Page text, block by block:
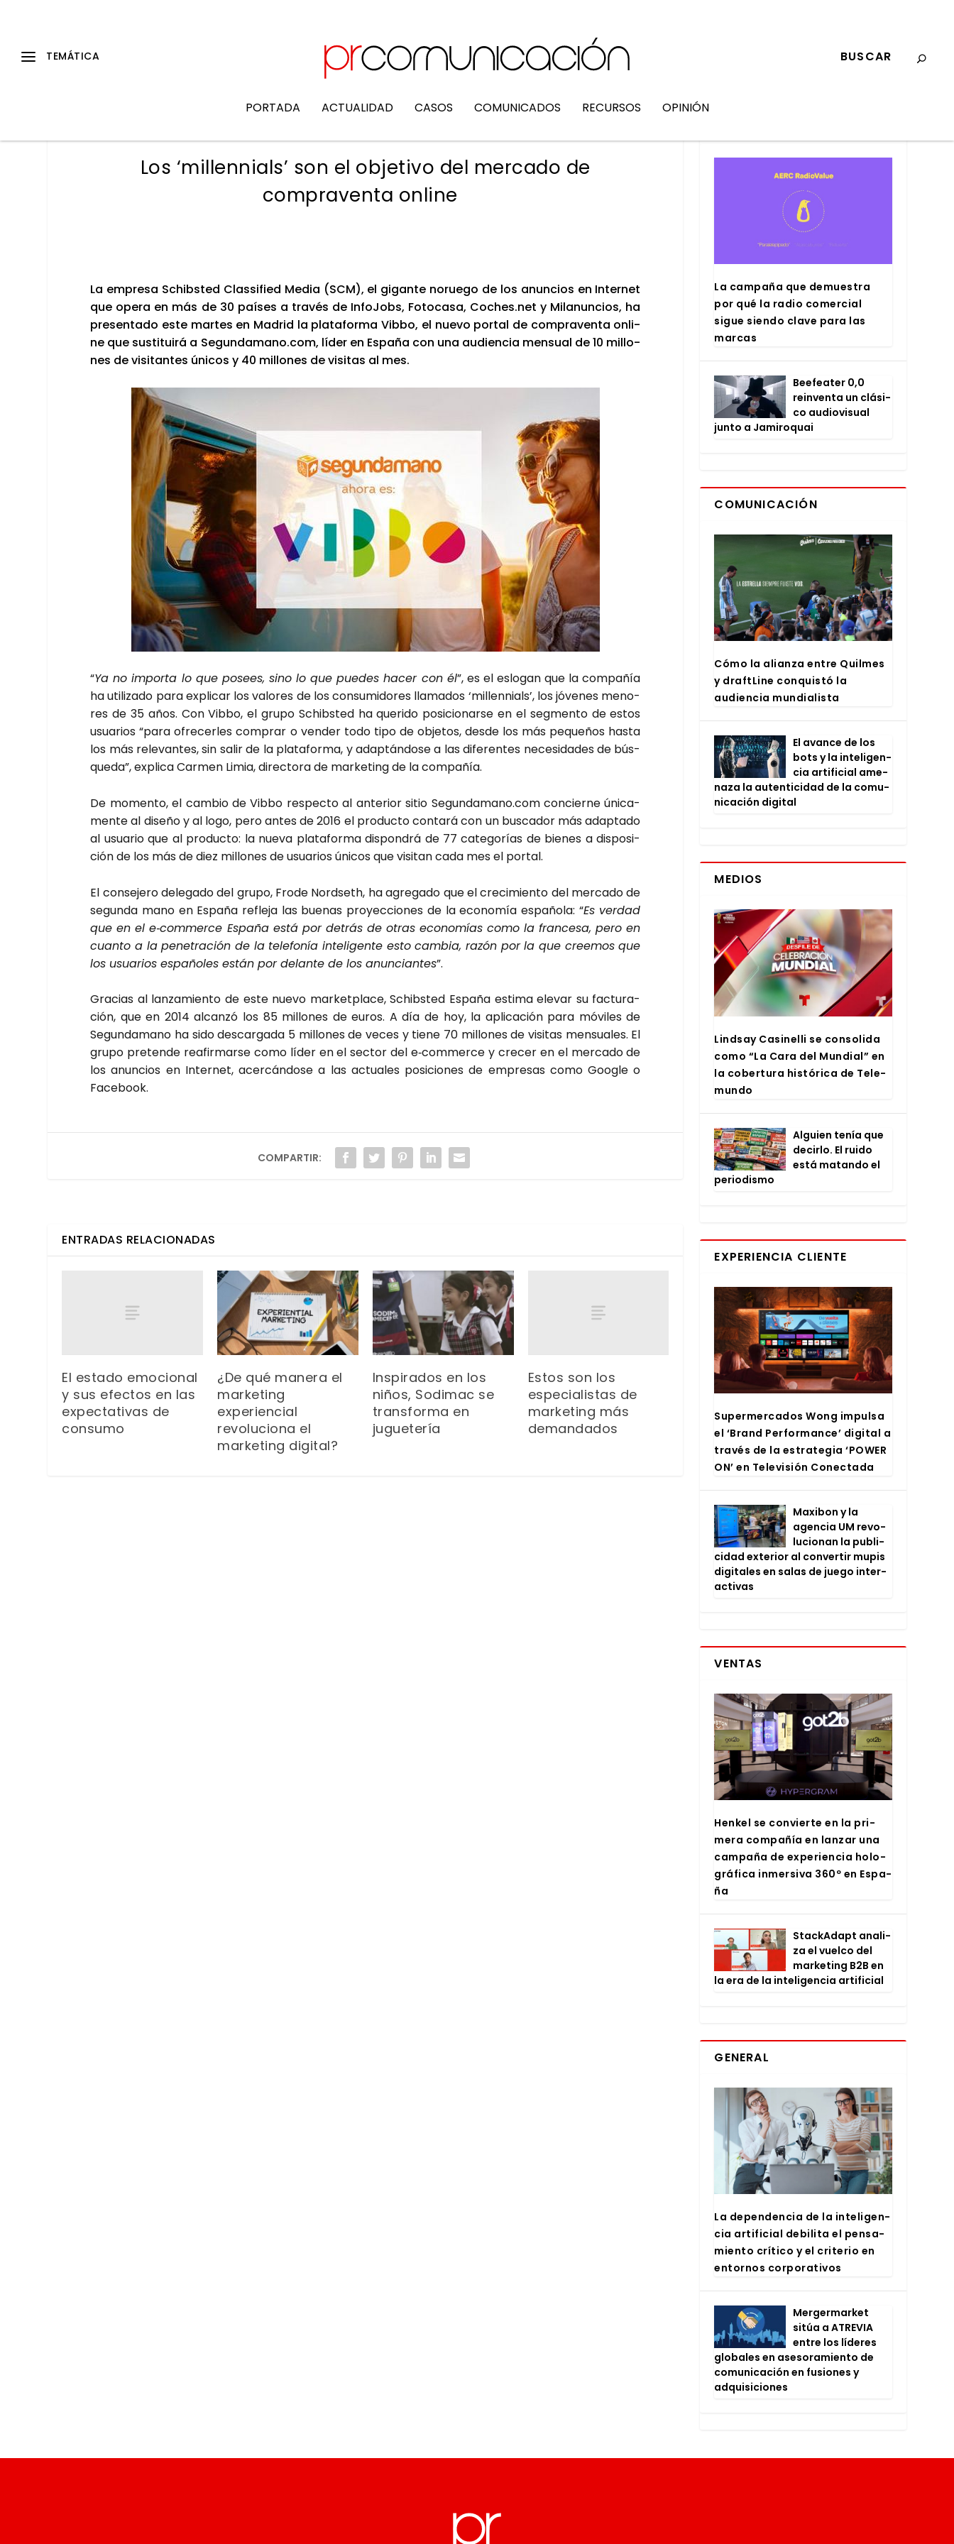
PORTADA ACTUALIDAD CASOS COMUNICADOS RECURSOS OPINIÓN
Los ‘millennials’ son el objetivo del mercado de
compraventa online
La empre­sa Schibs­ted Clas­si­fied Media (SCM), el gigan­te norue­go de los anun­cios en Inter­net
que ope­ra en más de 30 paí­ses a tra­vés de Info­Jobs, Foto­ca­sa, Coches.net y Mila­nun­cios, ha
pre­sen­ta­do este mar­tes en Madrid la pla­ta­for­ma Vib­bo, el nue­vo por­tal de com­pra­ven­ta onli­
ne que sus­ti­tui­rá a Segundamano.com, líder en Espa­ña con una audien­cia men­sual de 10 millo­
nes de visi­tan­tes úni­cos y 40 millo­nes de visi­tas al mes.
“Ya no impor­ta lo que posees, sino lo que pue­des hacer con él”, es el eslo­gan que la com­pa­ñía
ha uti­li­za­do para expli­car los valo­res de los con­su­mi­do­res lla­ma­dos ‘millen­nials’, los jóve­nes meno­
res de 35 años. Con Vib­bo, el gru­po Schibs­ted ha que­ri­do posi­cio­nar­se en el seg­men­to de estos
usua­rios “para ofre­cer­les com­prar o ven­der todo tipo de obje­tos, des­de los más peque­ños has­ta
los más rele­van­tes, sin salir de la pla­ta­for­ma, y adap­tán­do­se a las dife­ren­tes nece­si­da­des de bús­
que­da”, expli­ca Car­men Limia, direc­to­ra de mar­ke­ting de la com­pa­ñía.
De momen­to, el cam­bio de Vib­bo res­pec­to al ante­rior sitio Segundamano.com con­cier­ne úni­ca­
men­te al dise­ño y al logo, pero antes de 2016 el pro­duc­to con­ta­rá con un bus­ca­dor más adap­ta­do
al usua­rio que al pro­duc­to: la nue­va pla­ta­for­ma dis­pon­drá de 77 cate­go­rías de bie­nes a dis­po­si­
ción de los más de diez millo­nes de usua­rios úni­cos que visi­tan cada mes el por­tal.
El con­se­je­ro dele­ga­do del gru­po, Fro­de Nord­seth, ha agre­ga­do que el cre­ci­mien­to del mer­ca­do de
segun­da mano en Espa­ña refle­ja las bue­nas pro­yec­cio­nes de la eco­no­mía espa­ño­la: “Es ver­dad
que en el e‑commerce Espa­ña está por detrás de otras eco­no­mías como la fran­ce­sa, pero en
cuan­to a la pene­tra­ción de la tele­fo­nía inte­li­gen­te esto cam­bia, razón por la que cree­mos que
los usua­rios espa­ño­les están por delan­te de los anun­cian­tes”.
Gra­cias al lan­za­mien­to de este nue­vo mar­ket­pla­ce, Schibs­ted Espa­ña esti­ma ele­var su fac­tu­ra­
ción, que en 2014 alcan­zó los 85 millo­nes de euros. A día de hoy, la apli­ca­ción para móvi­les de
Segun­da­mano ha sido des­car­ga­da 5 millo­nes de veces y tie­ne 70 millo­nes de visi­tas men­sua­les. El
gru­po pre­ten­de reafir­mar­se como líder en el sec­tor del e‑commerce y cre­cer en el mer­ca­do de
los anun­cios en Inter­net, acer­cán­do­se a las actua­les posi­cio­nes de empre­sas como Goo­gle o
Face­book.
COMPARTIR:
ENTRADAS RELACIONADAS
El estado emocional
y sus efectos en las
expectativas de
consumo
¿De qué manera el
marketing
experiencial
revoluciona el
marketing digital?
Inspirados en los
niños, Sodimac se
transforma en
juguetería
Estos son los
especialistas de
marketing más
demandados
La cam­pa­ña que demues­tra
por qué la radio comer­cial
sigue sien­do cla­ve para las
mar­cas
Bee­fea­ter 0,0
rein­ven­ta un clá­si­
co audio­vi­sual
jun­to a Jami­ro­quai
COMUNICACIÓN
Cómo la alian­za entre Quil­mes
y draftLi­ne con­quis­tó la
audien­cia mun­dia­lis­ta
El avan­ce de los
bots y la inte­li­gen­
cia arti­fi­cial ame­
na­za la auten­ti­ci­dad de la comu­
ni­ca­ción digi­tal
MEDIOS
Lind­say Casi­ne­lli se con­so­li­da
como “La Cara del Mun­dial” en
la cober­tu­ra his­tó­ri­ca de Tele­
mun­do
Alguien tenía que
decir­lo. El rui­do
está matan­do el
perio­dis­mo
EXPERIENCIA CLIENTE
Super­mer­ca­dos Wong impul­sa
el ‘Brand Per­for­man­ce’ digi­tal a
tra­vés de la estra­te­gia ‘POWER
ON’ en Tele­vi­sión Conec­ta­da
Maxi­bon y la
agen­cia UM revo­
lu­cio­nan la publi­
ci­dad exte­rior al con­ver­tir mupis
digi­ta­les en salas de jue­go inter­
ac­ti­vas
VENTAS
Hen­kel se con­vier­te en la pri­
me­ra com­pa­ñía en lan­zar una
cam­pa­ña de expe­rien­cia holo­
grá­fi­ca inmer­si­va 360º en Espa­
ña
Stac­kA­dapt ana­li­
za el vuel­co del
mar­ke­ting B2B en
la era de la inte­li­gen­cia arti­fi­cial
GENERAL
La depen­den­cia de la inte­li­gen­
cia arti­fi­cial debi­li­ta el pen­sa­
mien­to crí­ti­co y el cri­te­rio en
entor­nos cor­po­ra­ti­vos
Mer­ger­mar­ket
sitúa a ATRE­VIA
entre los líde­res
glo­ba­les en ase­so­ra­mien­to de
comu­ni­ca­ción en fusio­nes y
adqui­si­cio­nes